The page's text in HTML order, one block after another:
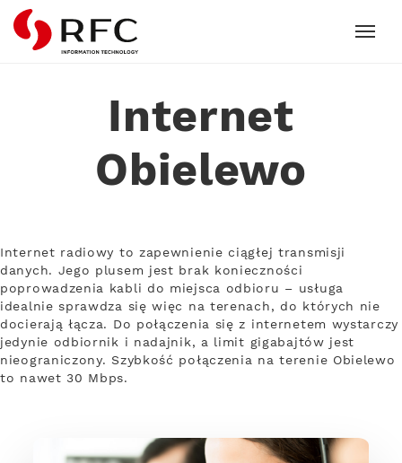
RFC
Internet
Obielewo
Internet radiowy to zapewnienie ciągłej transmisji
danych. Jego plusem jest brak konieczności
poprowadzenia kabli do miejsca odbioru – usługa
idealnie sprawdza się więc na terenach, do których nie
docierają łącza. Do połączenia się z internetem wystarczy
jedynie odbiornik i nadajnik, a limit gigabajtów jest
nieograniczony. Szybkość połączenia na terenie Obielewo
to nawet 30 Mbps.